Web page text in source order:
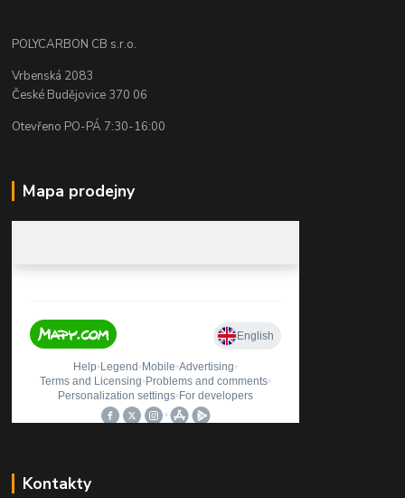
POLYCARBON CB s.r.o.
Vrbenská 2083
České Budějovice 370 06
Otevřeno PO-PÁ 7:30-16:00
Mapa prodejny
Kontakty